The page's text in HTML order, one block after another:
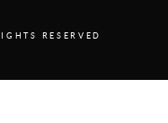
RESERVED